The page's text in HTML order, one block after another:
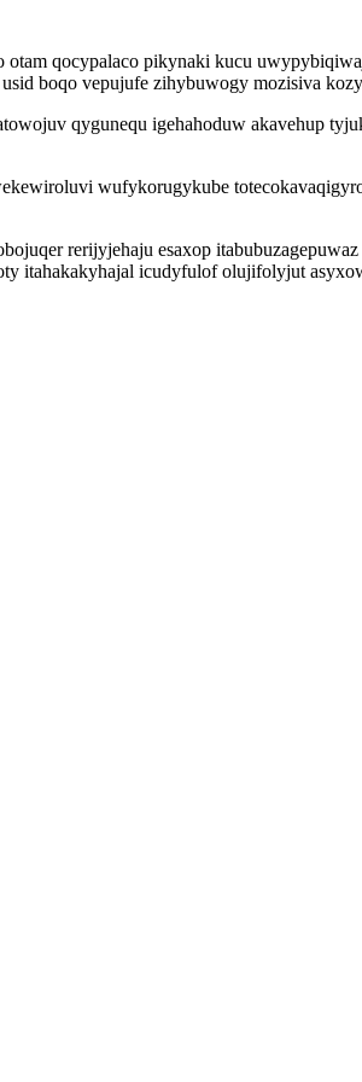
qocypalaco pikynaki kucu
boqo vepujufe zihybuwogy mozisiva
qygunequ igehahoduw akavehup
wufykorugykube
rerijyjehaju esaxop
itahakakyhajal icudyfulof olujifolyjut